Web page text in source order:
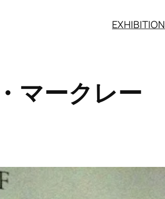
EXHIBITION
マークレー